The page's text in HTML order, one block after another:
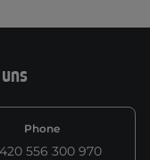
Phone
556 300 970